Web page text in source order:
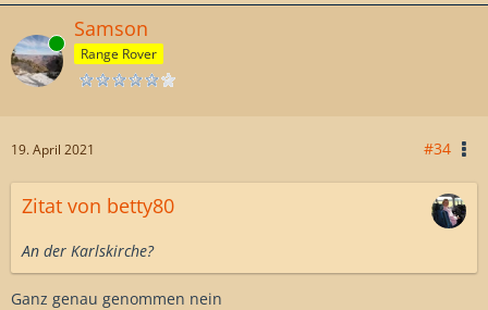
Online
Samson
Range Rover
19. April 2021 #34
Zitat von betty80
An der Karlskirche?
Ganz genau genommen nein